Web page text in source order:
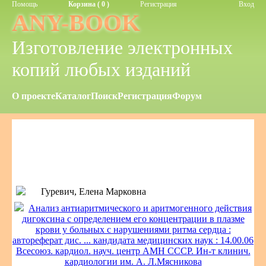
Помощь Корзина ( 0 ) Регистрация Вход
ANY-BOOK
Изготовление электронных
копий любых изданий
О проектеКаталогПоискРегистрацияФорум
Гуревич, Елена Марковна
Анализ антиаритмического и аритмогенного действия
дигоксина с определением его концентрации в плазме
крови у больных с нарушениями ритма сердца :
автореферат дис. ... кандидата медицинских наук : 14.00.06
Всесоюз. кардиол. науч. центр АМН СССР. Ин-т клинич.
кардиологии им. А. Л.Мясникова